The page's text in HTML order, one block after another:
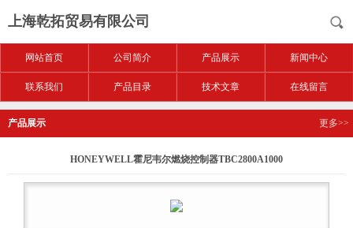
上海乾拓贸易有限公司
网站首页 公司简介 产品展示 新闻中心
联系我们 产品目录 技术文章 在线留言
产品展示 更多>>
HONEYWELL霍尼韦尔燃烧控制器TBC2800A1000